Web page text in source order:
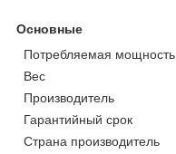
Основные
Потребляемая мощность
Вес
Производитель
Гарантийный срок
Страна производитель